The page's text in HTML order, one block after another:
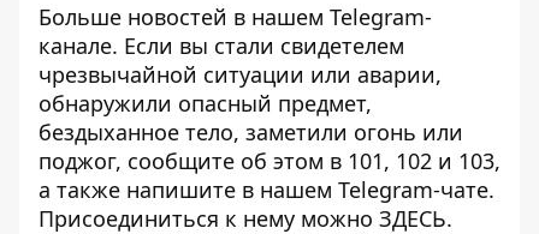
Больше новостей в нашем Telegram-
канале. Если вы стали свидетелем
чрезвычайной ситуации или аварии,
обнаружили опасный предмет,
бездыханное тело, заметили огонь или
поджог, сообщите об этом в 101, 102 и 103,
а также напишите в нашем Telegram-чате.
Присоединиться к нему можно ЗДЕСЬ.